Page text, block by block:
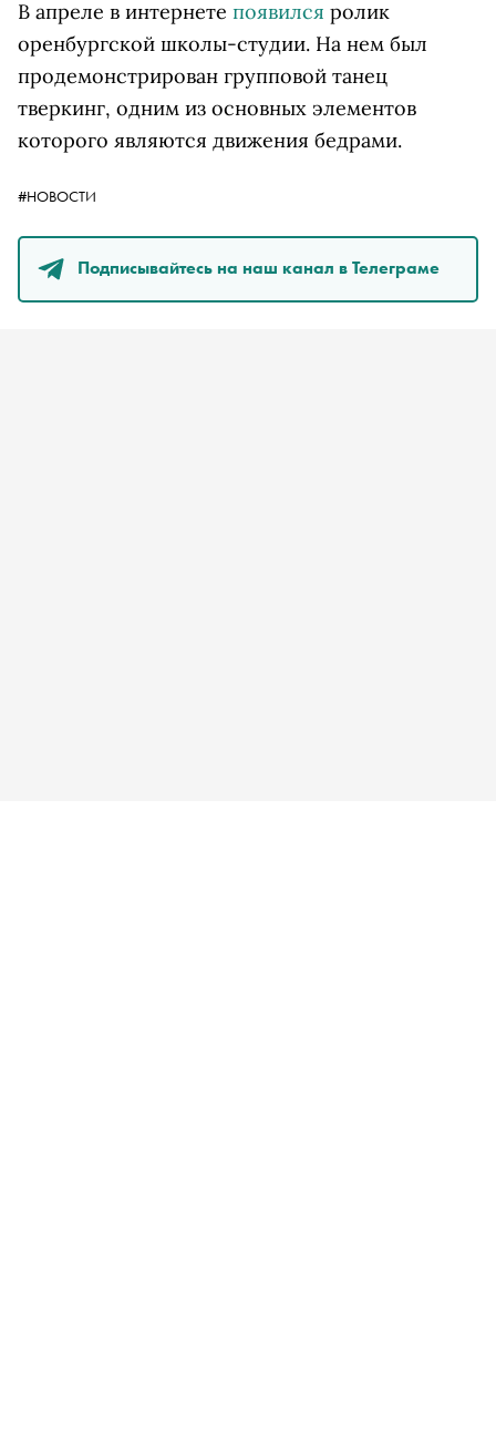
В апреле в интернете появился ролик
оренбургской школы-студии. На нем был
продемонстрирован групповой танец
тверкинг, одним из основных элементов
которого являются движения бедрами.
#НОВОСТИ
Подписывайтесь на наш канал в Телеграме